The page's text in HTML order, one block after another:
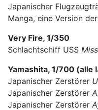
Japanischer
Manga, eine Version
Very Fire, 1/350
Schlachtschiff USS
Yamashita, 1/700 (alle
Japanischer Zerstörer
Japanischer Zerstörer
Japanischer Zerstörer